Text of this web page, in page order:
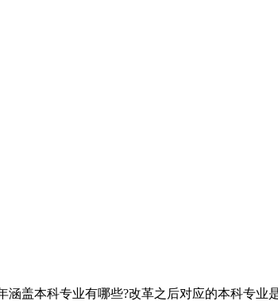
盖本科专业有哪些?改革之后对应的本科专业